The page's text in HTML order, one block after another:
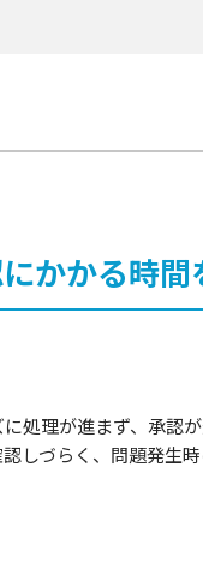
かかる時間
処理が進まず、承認
しづらく、問題発生